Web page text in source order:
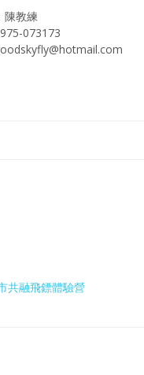
陳教練
073173
共融飛鏢體驗營